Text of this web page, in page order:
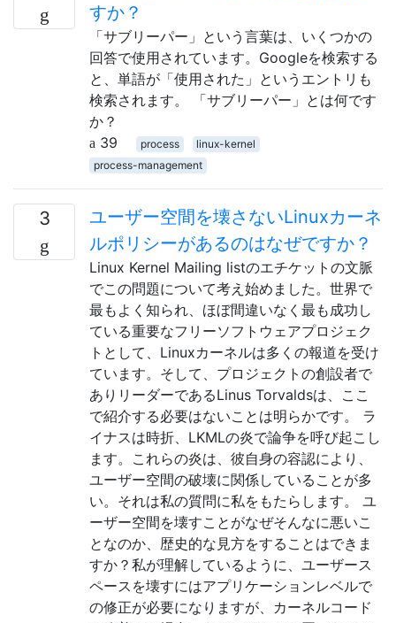
すか？
「サブリーパー」という言葉は、いくつかの
回答で使用されています。Googleを検索する
と、単語が「使用された」というエントリも
検索されます。 「サブリーパー」とは何です
か？
39
process
linux-kernel
process-management
3
ユーザー空間を壊さないLinuxカーネ
ルポリシーがあるのはなぜですか？
Linux Kernel Mailing listのエチケットの文脈
でこの問題について考え始めました。世界で
最もよく知られ、ほぼ間違いなく最も成功し
ている重要なフリーソフトウェアプロジェク
トとして、Linuxカーネルは多くの報道を受け
ています。そして、プロジェクトの創設者で
ありリーダーであるLinus Torvaldsは、ここ
で紹介する必要はないことは明らかです。 ラ
イナスは時折、LKMLの炎で論争を呼び起こし
ます。これらの炎は、彼自身の容認により、
ユーザー空間の破壊に関係していることが多
い。それは私の質問に私をもたらします。 ユ
ーザー空間を壊すことがなぜそんなに悪いこ
となのか、歴史的な見方をすることはできま
すか？私が理解しているように、ユーザース
ペースを壊すにはアプリケーションレベルで
の修正が必要になりますが、カーネルコード